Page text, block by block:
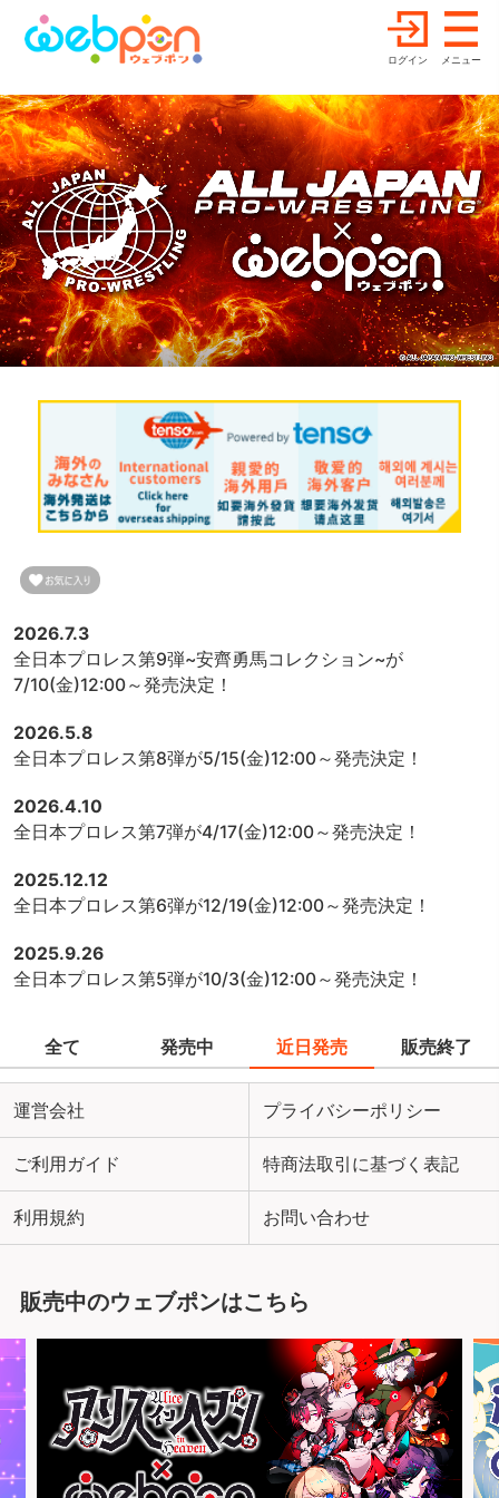
ログイン メニュー
2026.7.3
全日本プロレス第9弾~安齊勇馬コレクション~が
7/10(金)12:00～発売決定！
2026.5.8
全日本プロレス第8弾が5/15(金)12:00～発売決定！
2026.4.10
全日本プロレス第7弾が4/17(金)12:00～発売決定！
2025.12.12
全日本プロレス第6弾が12/19(金)12:00～発売決定！
2025.9.26
全日本プロレス第5弾が10/3(金)12:00～発売決定！
全て 発売中 近日発売 販売終了
運営会社 プライバシーポリシー
ご利用ガイド 特商法取引に基づく表記
利用規約 お問い合わせ
販売中のウェブポンはこちら